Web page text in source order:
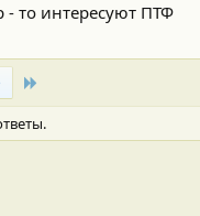
- то интересуют ПТФ
Last